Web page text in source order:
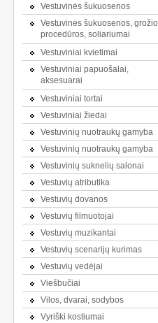
Vestuvinės šukuosenos
Vestuvinės šukuosenos, grožio
procedūros, soliariumai
Vestuviniai kvietimai
Vestuviniai papuošalai,
aksesuarai
Vestuviniai tortai
Vestuviniai žiedai
Vestuvinių nuotraukų gamyba
Vestuvinių nuotraukų gamyba
Vestuvinių suknelių salonai
Vestuvių atributika
Vestuvių dovanos
Vestuvių filmuotojai
Vestuvių muzikantai
Vestuvių scenarijų kurimas
Vestuvių vedėjai
Viešbučiai
Vilos, dvarai, sodybos
Vyriški kostiumai